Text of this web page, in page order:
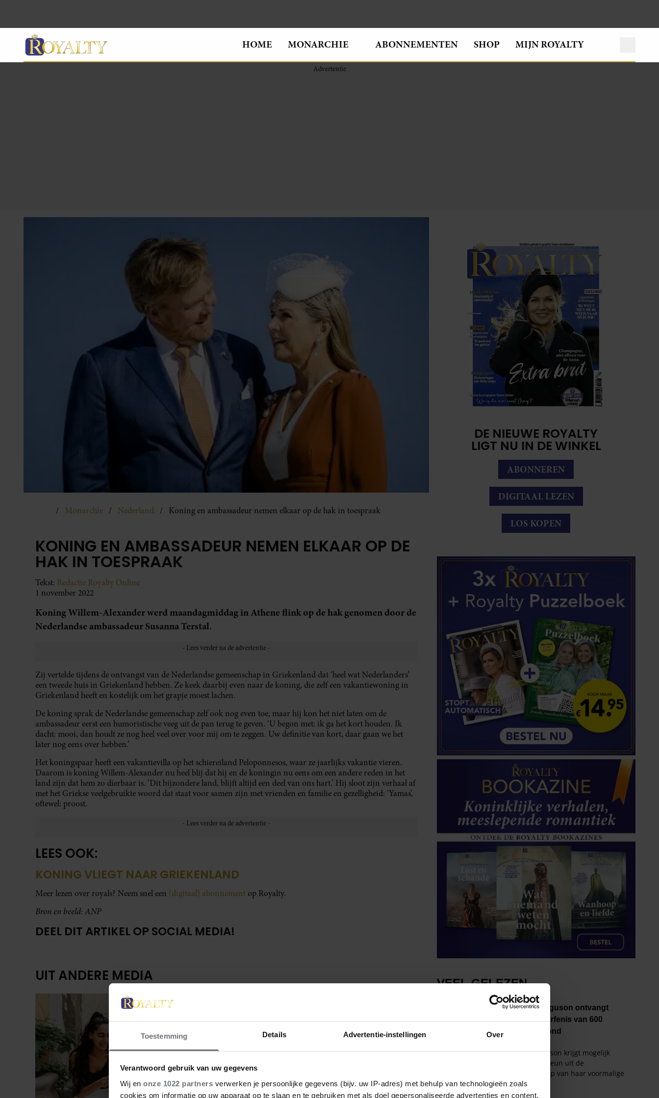
Toestemming Details Advertentie-instellingen Over
Verantwoord gebruik van uw gegevens
Wij en onze 1022 partners verwerken je persoonlijke gegevens (bijv. uw IP-adres) met behulp van technologieën zoals
cookies om informatie op uw apparaat op te slaan en te gebruiken met als doel gepersonaliseerde advertenties en content,
HOME MONARCHIE ABONNEMENTEN SHOP MIJN ROYALTY
Monarchie Nederland Koning en ambassadeur nemen elkaar op de hak in toespraak
KONING EN AMBASSADEUR NEMEN ELKAAR OP DE
HAK IN TOESPRAAK
Tekst: Redactie Royalty Online
1 november 2022
Koning Willem-Alexander werd maandagmiddag in Athene flink op de hak genomen door de
Nederlandse ambassadeur Susanna Terstal.
Zij vertelde tijdens de ontvangst van de Nederlandse gemeenschap in Griekenland dat ‘heel wat Nederlanders’
een tweede huis in Griekenland hebben. Ze keek daarbij even naar de koning, die zelf een vakantiewoning in
Griekenland heeft en kostelijk om het grapje moest lachen.
De koning sprak de Nederlandse gemeenschap zelf ook nog even toe, maar hij kon het niet laten om de
ambassadeur eerst een humoristische veeg uit de pan terug te geven. ‘U begon met: ik ga het kort houden. Ik
dacht: mooi, dan houdt ze nog heel veel over voor mij om te zeggen. Uw definitie van kort, daar gaan we het
later nog eens over hebben.’
Het koningspaar heeft een vakantievilla op het schiereiland Peloponnesos, waar ze jaarlijks vakantie vieren.
Daarom is koning Willem-Alexander nu heel blij dat hij en de koningin nu eens om een andere reden in het
land zijn dat hem zo dierbaar is. ‘Dit bijzondere land, blijft altijd een deel van ons hart.’ Hij sloot zijn verhaal af
met het Griekse veelgebruikte woord dat staat voor samen zijn met vrienden en familie en gezelligheid: ‘Yamas’,
oftewel: proost.
LEES OOK:
KONING VLIEGT NAAR GRIEKENLAND
Meer lezen over royals? Neem snel een (digitaal) abonnement op Royalty.
Bron en beeld: ANP
DEEL DIT ARTIKEL OP SOCIAL MEDIA!
UIT ANDERE MEDIA
DE NIEUWE ROYALTY
LIGT NU IN DE WINKEL
ABONNEREN
DIGITAAL LEZEN
LOS KOPEN